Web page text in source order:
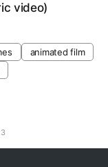
video)
animated film